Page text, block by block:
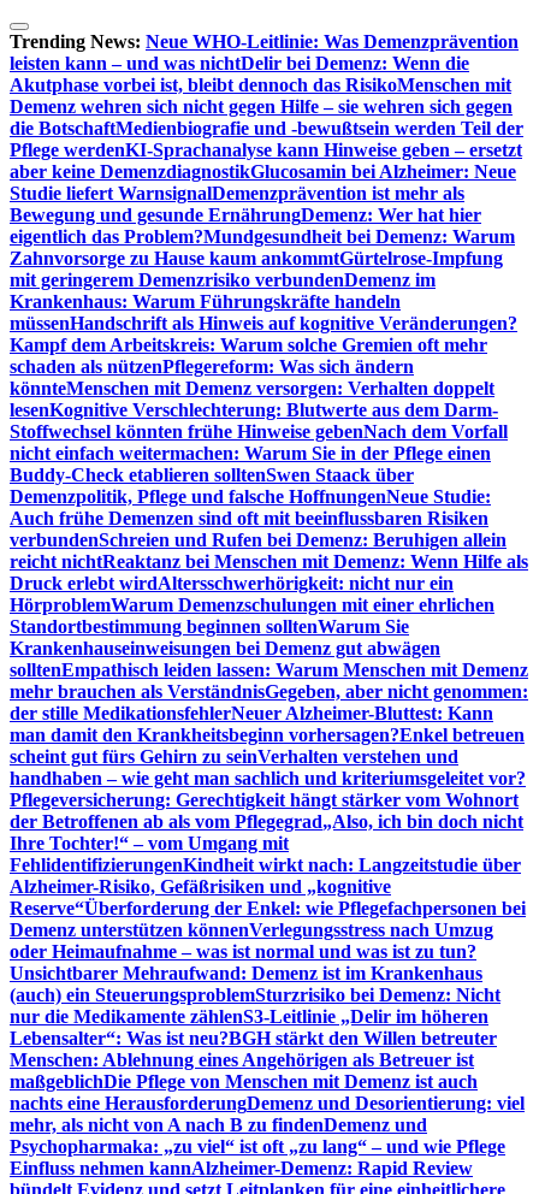
Zum
Inhalt
springen
Trending News: Neue WHO-Leitlinie: Was Demenzprävention
leisten kann – und was nichtDelir bei Demenz: Wenn die
Akutphase vorbei ist, bleibt dennoch das RisikoMenschen mit
Demenz wehren sich nicht gegen Hilfe – sie wehren sich gegen
die BotschaftMedienbiografie und -bewußtsein werden Teil der
Pflege werdenKI-Sprachanalyse kann Hinweise geben – ersetzt
aber keine DemenzdiagnostikGlucosamin bei Alzheimer: Neue
Studie liefert WarnsignalDemenzprävention ist mehr als
Bewegung und gesunde ErnährungDemenz: Wer hat hier
eigentlich das Problem?Mundgesundheit bei Demenz: Warum
Zahnvorsorge zu Hause kaum ankommtGürtelrose-Impfung
mit geringerem Demenzrisiko verbundenDemenz im
Krankenhaus: Warum Führungskräfte handeln
müssenHandschrift als Hinweis auf kognitive Veränderungen?
Kampf dem Arbeitskreis: Warum solche Gremien oft mehr
schaden als nützenPflegereform: Was sich ändern
könnteMenschen mit Demenz versorgen: Verhalten doppelt
lesenKognitive Verschlechterung: Blutwerte aus dem Darm-
Stoffwechsel könnten frühe Hinweise gebenNach dem Vorfall
nicht einfach weitermachen: Warum Sie in der Pflege einen
Buddy-Check etablieren solltenSwen Staack über
Demenzpolitik, Pflege und falsche HoffnungenNeue Studie:
Auch frühe Demenzen sind oft mit beeinflussbaren Risiken
verbundenSchreien und Rufen bei Demenz: Beruhigen allein
reicht nichtReaktanz bei Menschen mit Demenz: Wenn Hilfe als
Druck erlebt wirdAltersschwerhörigkeit: nicht nur ein
HörproblemWarum Demenzschulungen mit einer ehrlichen
Standortbestimmung beginnen solltenWarum Sie
Krankenhauseinweisungen bei Demenz gut abwägen
solltenEmpathisch leiden lassen: Warum Menschen mit Demenz
mehr brauchen als VerständnisGegeben, aber nicht genommen:
der stille MedikationsfehlerNeuer Alzheimer-Bluttest: Kann
man damit den Krankheitsbeginn vorhersagen?Enkel betreuen
scheint gut fürs Gehirn zu seinVerhalten verstehen und
handhaben – wie geht man sachlich und kriteriumsgeleitet vor?
Pflegeversicherung: Gerechtigkeit hängt stärker vom Wohnort
der Betroffenen ab als vom Pflegegrad„Also, ich bin doch nicht
Ihre Tochter!“ – vom Umgang mit
FehlidentifizierungenKindheit wirkt nach: Langzeitstudie über
Alzheimer-Risiko, Gefäßrisiken und „kognitive
Reserve“Überforderung der Enkel: wie Pflegefachpersonen bei
Demenz unterstützen könnenVerlegungsstress nach Umzug
oder Heimaufnahme – was ist normal und was ist zu tun?
Unsichtbarer Mehraufwand: Demenz ist im Krankenhaus
(auch) ein SteuerungsproblemSturzrisiko bei Demenz: Nicht
nur die Medikamente zählenS3-Leitlinie „Delir im höheren
Lebensalter“: Was ist neu?BGH stärkt den Willen betreuter
Menschen: Ablehnung eines Angehörigen als Betreuer ist
maßgeblichDie Pflege von Menschen mit Demenz ist auch
nachts eine HerausforderungDemenz und Desorientierung: viel
mehr, als nicht von A nach B zu findenDemenz und
Psychopharmaka: „zu viel“ ist oft „zu lang“ – und wie Pflege
Einfluss nehmen kannAlzheimer-Demenz: Rapid Review
bündelt Evidenz und setzt Leitplanken für eine einheitlichere